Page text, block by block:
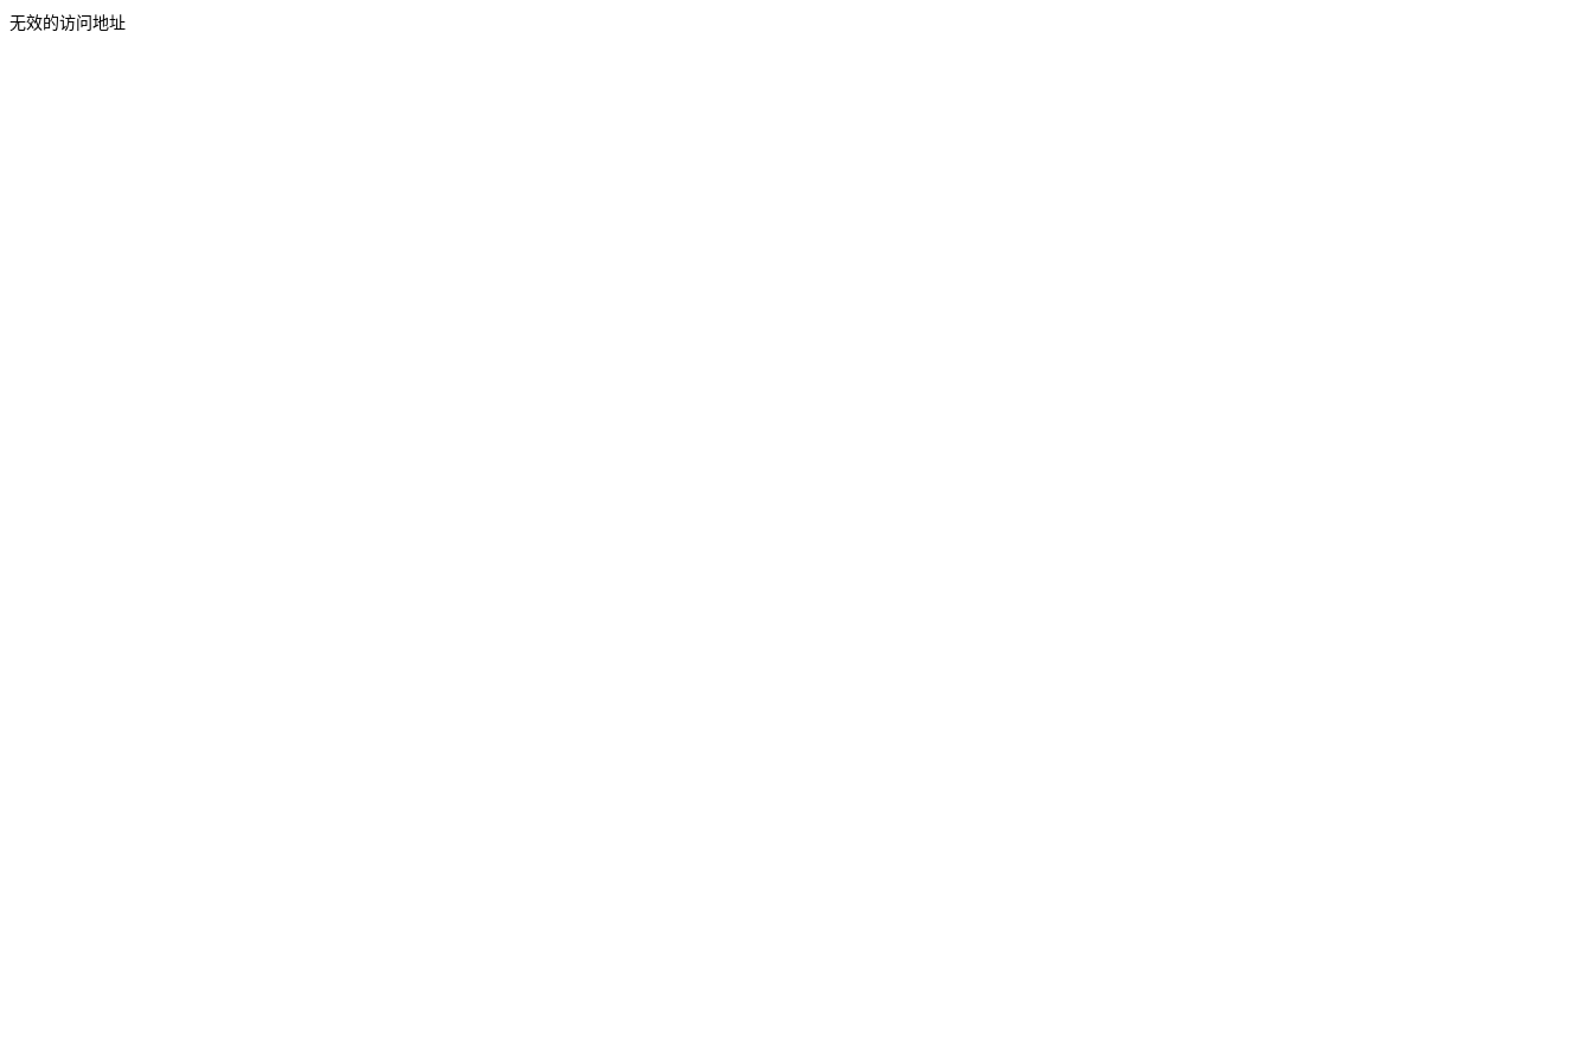
无效的访问地址